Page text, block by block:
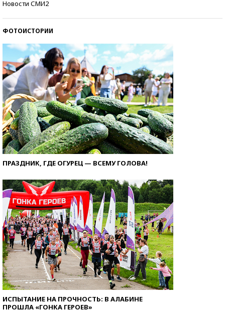
Новости СМИ2
ФОТОИСТОРИИ
ПРАЗДНИК, ГДЕ ОГУРЕЦ — ВСЕМУ ГОЛОВА!
ИСПЫТАНИЕ НА ПРОЧНОСТЬ: В АЛАБИНЕ
ПРОШЛА «ГОНКА ГЕРОЕВ»